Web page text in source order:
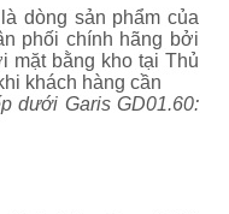
dòng sản phẩm của
phối chính hãng bởi
mặt bằng kho tại Thủ
khách hàng cần
dưới Garis GD01.60: